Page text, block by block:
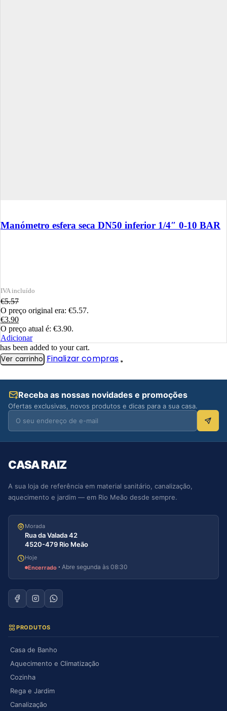
Manómetro esfera seca DN50 inferior 1/4″ 0-10 BAR
€5.57
O preço original era: €5.57.
€3.90
O preço atual é: €3.90.
Adicionar
has been added to your cart.
Ver carrinho Finalizar compras
Receba as nossas novidades e promoções
Ofertas exclusivas, novos produtos e dicas para a sua casa.
CASA RAIZ
A sua loja de referência em material sanitário, canalização,
aquecimento e jardim — em Rio Meão desde sempre.
Morada
Rua da Valada 42
4520-479 Rio Meão
Hoje
Encerrado · Abre segunda às 08:30
PRODUTOS
Casa de Banho
Aquecimento e Climatização
Cozinha
Rega e Jardim
Canalização